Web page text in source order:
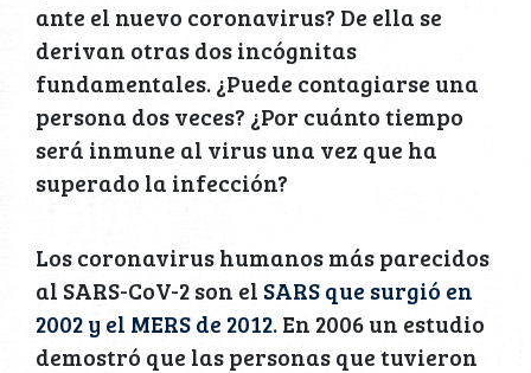
ante el nuevo coronavirus? De ella se
derivan otras dos incógnitas
fundamentales. ¿Puede contagiarse una
persona dos veces? ¿Por cuánto tiempo
será inmune al virus una vez que ha
superado la infección?
Los coronavirus humanos más parecidos
al SARS-CoV-2 son el SARS que surgió en
2002 y el MERS de 2012. En 2006 un estudio
demostró que las personas que tuvieron